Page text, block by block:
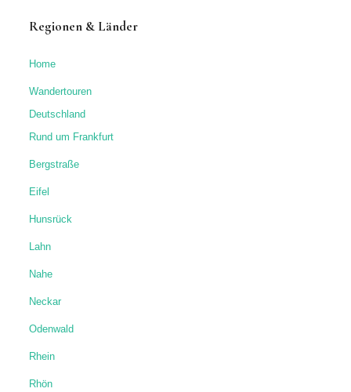
Regionen & Länder
Home
Wandertouren
Deutschland
Rund um Frankfurt
Bergstraße
Eifel
Hunsrück
Lahn
Nahe
Neckar
Odenwald
Rhein
Rhön